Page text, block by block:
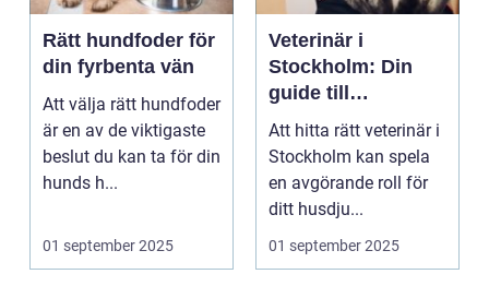
Rätt hundfoder för
din fyrbenta vän
Att välja rätt hundfoder
är en av de viktigaste
beslut du kan ta för din
hunds h...
01 september 2025
Veterinär i
Stockholm: Din
guide till
djursjukvård i
huvudstaden
Att hitta rätt veterinär i
Stockholm kan spela
en avgörande roll för
ditt husdju...
01 september 2025